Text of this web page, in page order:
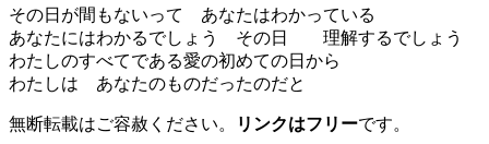
その日が間もないって あなたはわかっている
あなたにはわかるでしょう その日 理解するでしょう
わたしのすべてである愛の初めての日から
わたしは あなたのものだったのだと
無断転載はご容赦ください。 リンクはフリーです。